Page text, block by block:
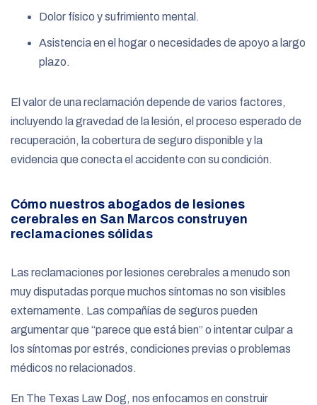
Dolor físico y sufrimiento mental.
Asistencia en el hogar o necesidades de apoyo a largo
plazo.
El valor de una reclamación depende de varios factores,
incluyendo la gravedad de la lesión, el proceso esperado de
recuperación, la cobertura de seguro disponible y la
evidencia que conecta el accidente con su condición.
Cómo nuestros abogados de lesiones
cerebrales en San Marcos construyen
reclamaciones sólidas
Las reclamaciones por lesiones cerebrales a menudo son
muy disputadas porque muchos síntomas no son visibles
externamente. Las compañías de seguros pueden
argumentar que “parece que está bien” o intentar culpar a
los síntomas por estrés, condiciones previas o problemas
médicos no relacionados.
En The Texas Law Dog, nos enfocamos en construir